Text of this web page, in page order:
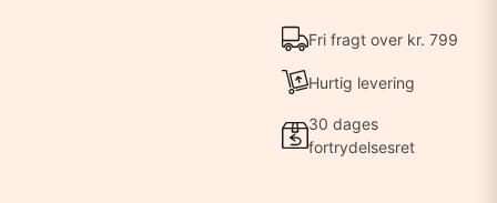
Fri fragt over kr. 799
Hurtig levering
30 dages
fortrydelsesret